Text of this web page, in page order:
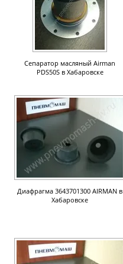
Сепаратор масляный Airman
PDS50S в Хабаровске
Диафрагма 3643701300 AIRMAN в
Хабаровске